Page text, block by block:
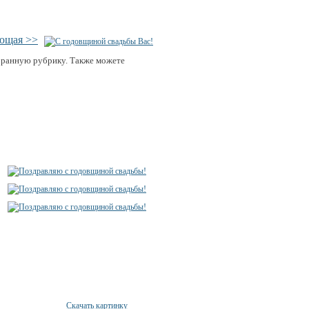
>>
рубрику. Также можете
Скачать картинку